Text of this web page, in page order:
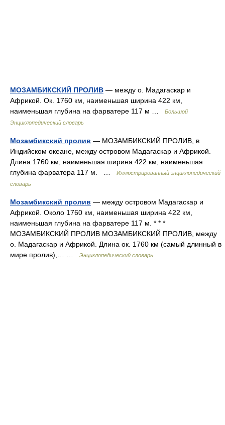
МОЗАМБИКСКИЙ ПРОЛИВ — между о. Мадагаскар и
Африкой. Ок. 1760 км, наименьшая ширина 422 км,
наименьшая глубина на фарватере 117 м …
Большой
Энциклопедический словарь
Мозамбикский пролив — МОЗАМБИКСКИЙ ПРОЛИВ, в
Индийском океане, между островом Мадагаскар и Африкой.
Длина 1760 км, наименьшая ширина 422 км, наименьшая
глубина фарватера 117 м. …
Иллюстрированный энциклопедический
словарь
Мозамбикский пролив — между островом Мадагаскар и
Африкой. Около 1760 км, наименьшая ширина 422 км,
наименьшая глубина на фарватере 117 м. * * *
МОЗАМБИКСКИЙ ПРОЛИВ МОЗАМБИКСКИЙ ПРОЛИВ, между
о. Мадагаскар и Африкой. Длина ок. 1760 км (самый длинный в
мире пролив),… …
Энциклопедический словарь